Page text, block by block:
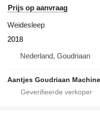
Prijs op aanvraag
Weidesleep
2018
Nederland, Goudriaan
Aantjes Goudriaan